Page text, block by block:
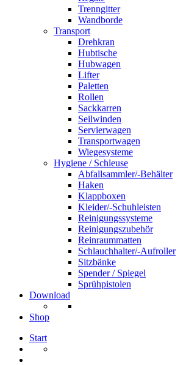
Trenngitter
Wandborde
Transport
Drehkran
Hubtische
Hubwagen
Lifter
Paletten
Rollen
Sackkarren
Seilwinden
Servierwagen
Transportwagen
Wiegesysteme
Hygiene / Schleuse
Abfallsammler/-Behälter
Haken
Klappboxen
Kleider/-Schuhleisten
Reinigungssysteme
Reinigungszubehör
Reinraummatten
Schlauchhalter/-Aufroller
Sitzbänke
Spender / Spiegel
Sprühpistolen
Download
Shop
Start